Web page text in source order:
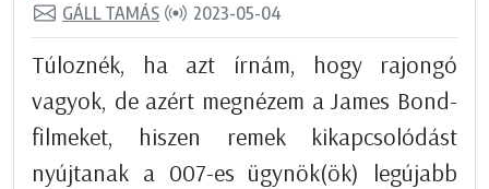
GÁLL TAMÁS 2023-05-04
Túloznék, ha azt írnám, hogy rajongó
vagyok, de azért megnézem a James Bond-
filmeket, hiszen remek kikapcsolódást
nyújtanak a 007-es ügynök(ök) legújabb